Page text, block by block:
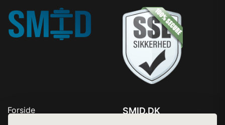
Forside
SMID.DK